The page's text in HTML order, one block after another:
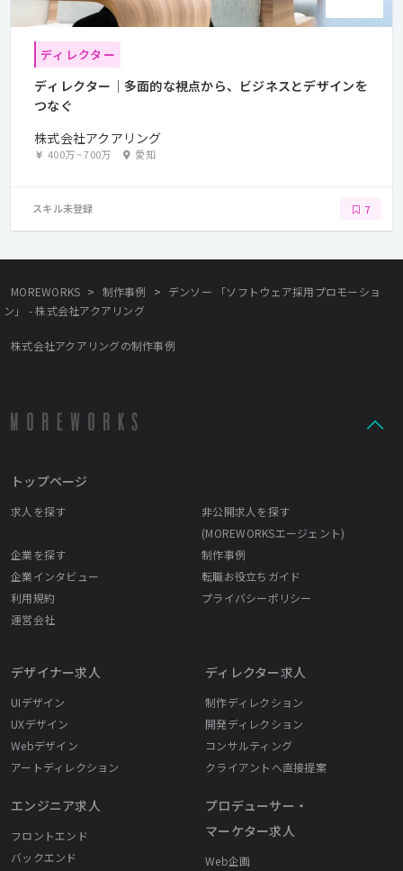
ディレクター
ディレクター｜多面的な視点から、ビジネスとデザインを
つなぐ
株式会社アクアリング
400万~700万 愛知
スキル未登録 7
MOREWORKS > 制作事例 > デンソー 「ソフトウェア採用プロモーショ
ン」 - 株式会社アクアリング
株式会社アクアリングの制作事例
トップページ
求人を探す
非公開求人を探す
(MOREWORKSエージェント)
企業を探す
制作事例
企業インタビュー
転職お役立ちガイド
利用規約
プライバシーポリシー
運営会社
デザイナー求人
UIデザイン
UXデザイン
Webデザイン
アートディレクション
エンジニア求人
フロントエンド
バックエンド
ディレクター求人
制作ディレクション
開発ディレクション
コンサルティング
クライアントへ直接提案
プロデューサー・
マーケター求人
Web企画